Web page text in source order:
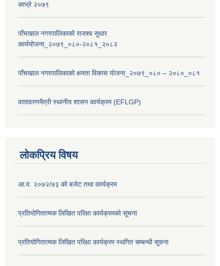
काभ्रे २०७९
पाँचखाल नगरपालिकाको राजश्व सुधार
कार्ययोजना_२०७९_०८०-२०८१_२०८२
पाँचखाल नगरपालिकाको क्षमता विकास योजना_२०७९_०८० – २०८०_०८१
वातावरणमैत्री स्थानीय शासन कार्यक्रम (EFLGP)
लोकप्रिय विषय
आ.व. २०७२/७३ को बजेट तथा कार्यक्रम
प्रतियोगितात्मक लिखित परिक्षा कार्यक्रमको सूचना
प्रतियोगितात्मक लिखित परिक्षा कार्यक्रम स्थगित सम्बन्धी सूचना